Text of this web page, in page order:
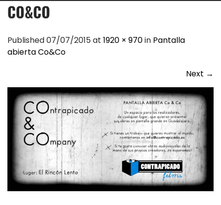
CO&CO
Published 07/07/2015 at 1920 × 970in Pantalla
abierta Co&Co
Next →